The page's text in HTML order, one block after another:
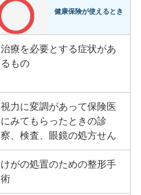
健康保険が使えるとき
治療を必要とする症状があ
るもの
視力に変調があって保険医
にみてもらったときの診
察、検査、眼鏡の処方せん
けがの処置のための整形手
術